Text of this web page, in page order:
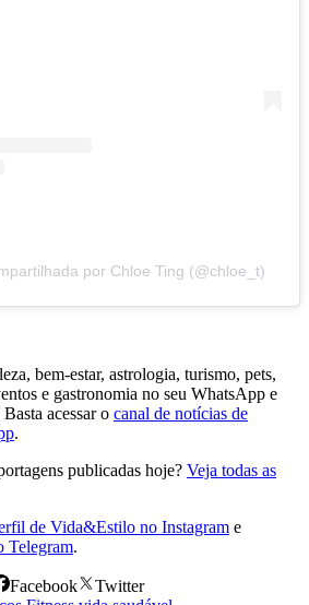
por Chloe Ting (@chloe_t)
bem-estar, astrologia, turismo, pets,
e gastronomia no seu WhatsApp e
acessar o canal de notícias de
.
publicadas hoje? Veja todas as
de Vida&Estilo no Instagram e
Telegram.
Facebook
Twitter